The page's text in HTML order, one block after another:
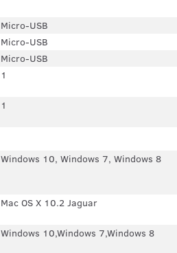
Micro-USB
Micro-USB
Micro-USB
1
1
Windows 10, Windows 7, Windows 8
Mac OS X 10.2 Jaguar
Windows 10,Windows 7,Windows 8